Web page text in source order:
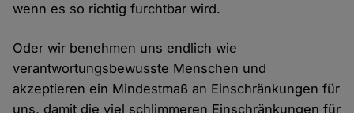
wenn es so richtig furchtbar wird.
Oder wir benehmen uns endlich wie
verantwortungsbewusste Menschen und
akzeptieren ein Mindestmaß an Einschränkungen für
uns, damit die viel schlimmeren Einschränkungen für